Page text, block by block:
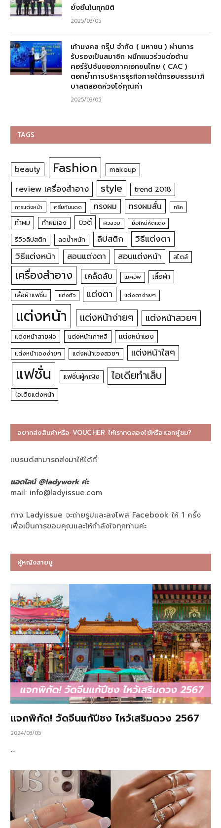
ยั่งยืนในทุกมิติ
2025/03/05
เก้ามงคล กรุ๊ป จำกัด ( มหาชน ) ผ่านการ
รับรองเป็นสมาชิก ผนึกแนวร่วมต่อต้าน
คอร์รัปชันของภาคเอกชนไทย ( CAC )
ตอกย้ำการบริหารธุรกิจภายใต้กรอบธรรมาภิ
บาลตลอดห่วงโซ่คุณค่า
2025/03/05
TAGS
beauty Fashion makeup
review เครื่องสำอาง style trend 2018
การแต่งหน้า ครีมกันแดด ทรงผม ทรงผมสั้น ทริค
ทำผม ทำผมเอง บิวตี้ ผิวสวย มือใหม่หัดแต่ง
รีวิวลิปสติก ลดน้ำหนัก ลิปสติก
วิธีแต่งตา
วิธีแต่งหน้า
สอนแต่งตา สอนแต่งหน้า สไตล์
เครื่องสำอาง เคล็ดลับ เมคอัพ เสื้อผ้า
เสื้อผ้าแฟชั่น แต่งตัว แต่งตา แต่งตาง่ายๆ
แต่งหน้า แต่งหน้าง่ายๆ แต่งหน้าสวยๆ
แต่งหน้าสายฝอ แต่งหน้าเกาหลี แต่งหน้าเอง
แต่งหน้าเองง่ายๆ แต่งหน้าเองสวยๆ แต่งหน้าใสๆ
แฟชั่น แฟชั่นผู้หญิง ไอเดียทำเล็บ
ไอเดียแต่งหน้า
อยากส่งสินค้าหรือ VOUCHER ให้เราทดลองใช้หรือแจกผู้ชม?
แบรนด์สามารถส่งมาให้ได้ที่
แอดไลน์ @ladywork ค่ะ
mail: info@ladyissue.com
ทาง Ladyissue จะถ่ายรูปและลงโพส Facebook ให้ 1 ครั้ง
เพื่อเป็นการขอบคุณและให้กำลังใจทุกท่านค่ะ
ผู้หญิงสายมู
แจกพิกัด! วัดจีนแก้ปีชง ไหว้เสริมดวง 2567
2024/03/05
…